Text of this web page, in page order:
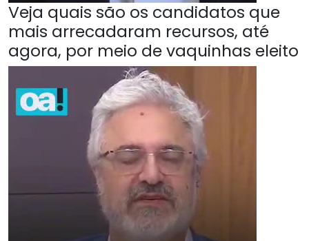
Veja quais são os candidatos que
mais arrecadaram recursos, até
agora, por meio de vaquinhas eleito